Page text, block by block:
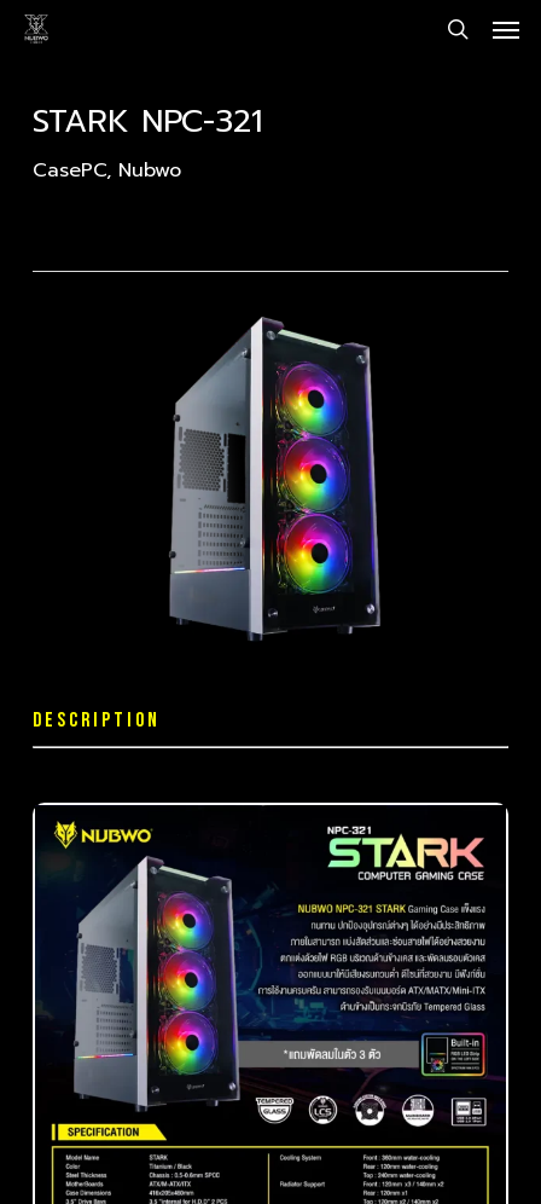
Skip
contentSTARK NPC-321
CasePC, Nubwo
DESCRIPTION